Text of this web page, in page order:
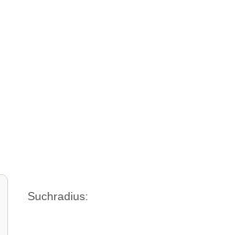
Suchradius: